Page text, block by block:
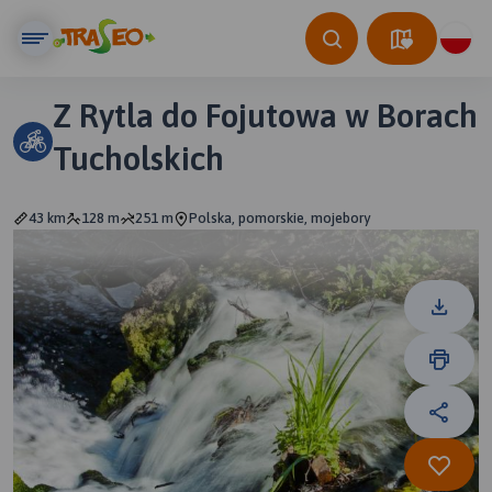
Z Rytla do Fojutowa w Borach
Tucholskich
43 km 128 m 251 m Polska, pomorskie, mojebory